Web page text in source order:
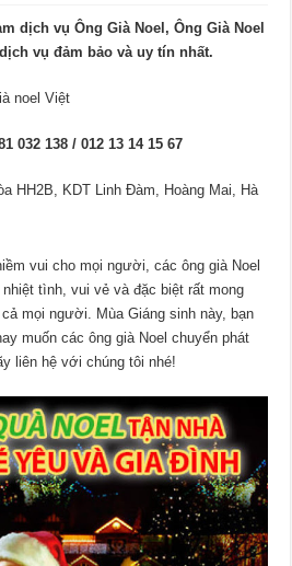
dịch vụ Ông Già Noel, Ông Già Noel
vụ đảm bảo và uy tín nhất.
noel Việt
032 138 / 012 13 14 15 67
HH2B, KDT Linh Đàm, Hoàng Mai, Hà
vui cho mọi người, các ông già Noel
tình, vui vẻ và đặc biệt rất mong
mọi người. Mùa Giáng sinh này, bạn
muốn các ông già Noel chuyển phát
liên hệ với chúng tôi nhé!